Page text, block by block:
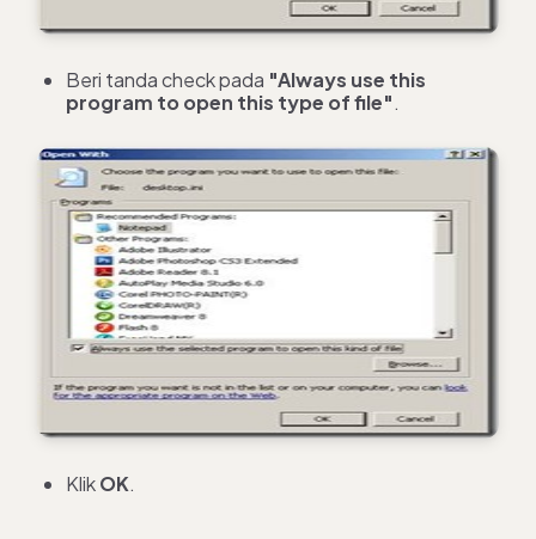
Beri tanda check pada "Always use this
program to open this type of file".
KlikOK.